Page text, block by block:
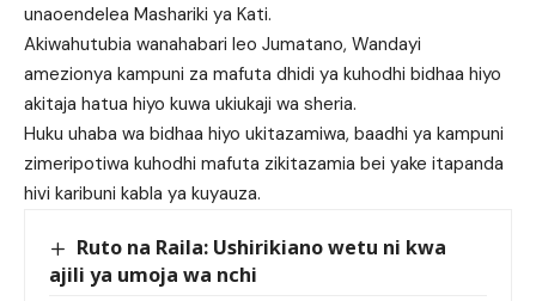
unaoendelea Mashariki ya Kati.
Akiwahutubia wanahabari leo Jumatano, Wandayi
amezionya kampuni za mafuta dhidi ya kuhodhi bidhaa hiyo
akitaja hatua hiyo kuwa ukiukaji wa sheria.
Huku uhaba wa bidhaa hiyo ukitazamiwa, baadhi ya kampuni
zimeripotiwa kuhodhi mafuta zikitazamia bei yake itapanda
hivi karibuni kabla ya kuyauza.
Ruto na Raila: Ushirikiano wetu ni kwa
ajili ya umoja wa nchi